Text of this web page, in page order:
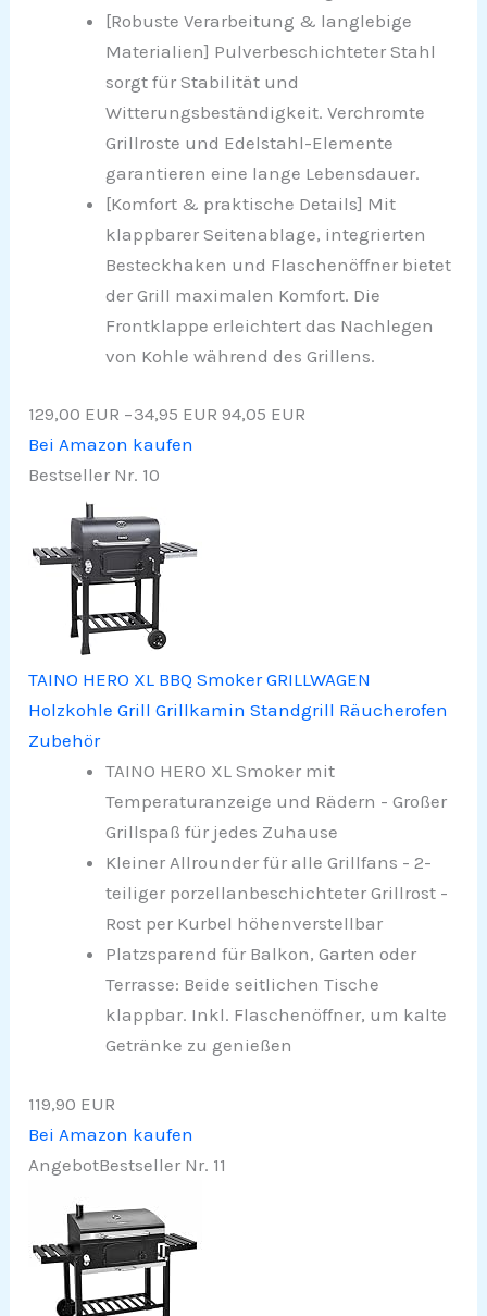
[Robuste Verarbeitung & langlebige
Materialien] Pulverbeschichteter Stahl
sorgt für Stabilität und
Witterungsbeständigkeit. Verchromte
Grillroste und Edelstahl-Elemente
garantieren eine lange Lebensdauer.
[Komfort & praktische Details] Mit
klappbarer Seitenablage, integrierten
Besteckhaken und Flaschenöffner bietet
der Grill maximalen Komfort. Die
Frontklappe erleichtert das Nachlegen
von Kohle während des Grillens.
129,00 EUR −34,95 EUR 94,05 EUR
Bei Amazon kaufen
Bestseller Nr. 10
TAINO HERO XL BBQ Smoker GRILLWAGEN
Holzkohle Grill Grillkamin Standgrill Räucherofen
Zubehör
TAINO HERO XL Smoker mit
Temperaturanzeige und Rädern - Großer
Grillspaß für jedes Zuhause
Kleiner Allrounder für alle Grillfans - 2-
teiliger porzellanbeschichteter Grillrost -
Rost per Kurbel höhenverstellbar
Platzsparend für Balkon, Garten oder
Terrasse: Beide seitlichen Tische
klappbar. Inkl. Flaschenöffner, um kalte
Getränke zu genießen
119,90 EUR
Bei Amazon kaufen
AngebotBestseller Nr. 11